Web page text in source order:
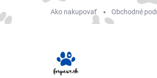
na
obsah
Ako nakupovať Obchodné